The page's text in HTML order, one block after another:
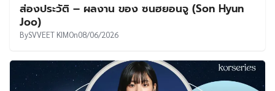
ส่องประวัติ – ผลงาน ของ ซนฮยอนจู (Son Hyun
Joo)
BySVVEET KIMOn08/06/2026